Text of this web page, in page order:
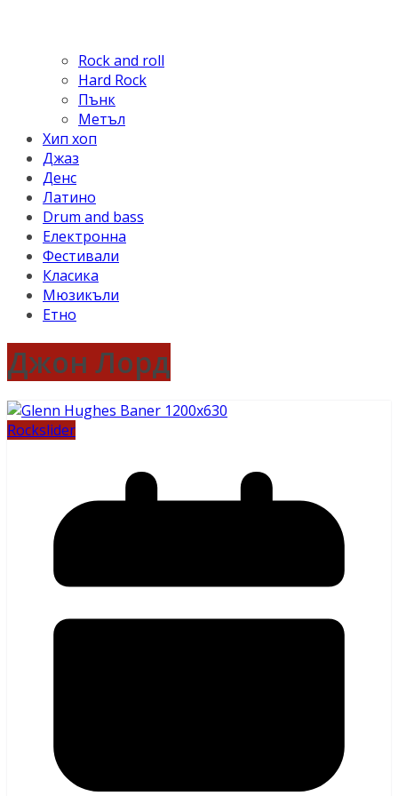
Rock and roll
Hard Rock
Пънк
Метъл
Хип хоп
Джаз
Денс
Латино
Drum and bass
Електронна
Фестивали
Класика
Мюзикъли
Етно
Джон Лорд
Rockslider